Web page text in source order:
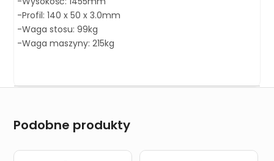
-Profil: 140 x 50 x 3.0mm
-Waga stosu: 99kg
-Waga maszyny: 215kg
Podobne produkty